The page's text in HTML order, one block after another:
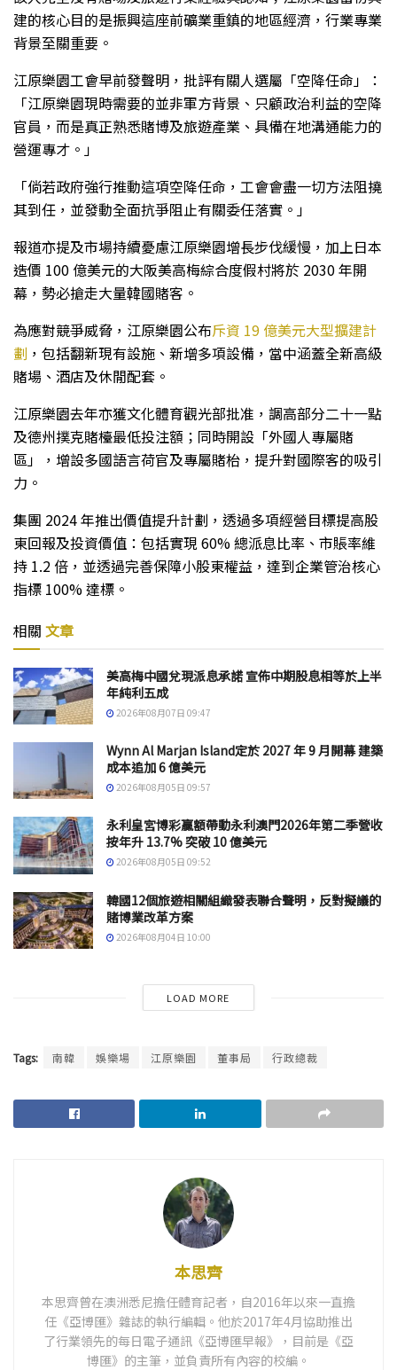
建的核心目的是振興這座前礦業重鎮的地區經濟，行業專業
背景至關重要。
江原樂園工會早前發聲明，批評有關人選屬「空降任命」：
「江原樂園現時需要的並非軍方背景、只顧政治利益的空降
官員，而是真正熟悉賭博及旅遊產業、具備在地溝通能力的
營運專才。」
「倘若政府強行推動這項空降任命，工會會盡一切方法阻撓
其到任，並發動全面抗爭阻止有關委任落實。」
報道亦提及市場持續憂慮江原樂園增長步伐緩慢，加上日本
造價 100 億美元的大阪美高梅綜合度假村將於 2030 年開
幕，勢必搶走大量韓國賭客。
為應對競爭威脅，江原樂園公布斥資 19 億美元大型擴建計
劃 ，包括翻新現有設施、新增多項設備，當中涵蓋全新高級
賭場、酒店及休閒配套。
江原樂園去年亦獲文化體育觀光部批准，調高部分二十一點
及德州撲克賭檯最低投注額；同時開設「外國人專屬賭
區」，增設多國語言荷官及專屬賭枱，提升對國際客的吸引
力。
集團 2024 年推出價值提升計劃，透過多項經營目標提高股
東回報及投資價值：包括實現 60% 總派息比率、市賬率維
持 1.2 倍，並透過完善保障小股東權益，達到企業管治核心
指標 100% 達標。
相關 文章
美高梅中國兌現派息承諾 宣佈中期股息相等於上半
年純利五成
2026年08月07日 09:47
Wynn Al Marjan Island定於 2027 年 9 月開幕 建築
成本追加 6 億美元
2026年08月05日 09:57
永利皇宮博彩贏額帶動永利澳門2026年第二季營收
按年升 13.7% 突破 10 億美元
2026年08月05日 09:52
韓國12個旅遊相關組織發表聯合聲明，反對擬議的
賭博業改革方案
2026年08月04日 10:00
LOAD MORE
Tags: 南韓 娛樂場 江原樂園 董事局 行政總裁
本思齊
本思齊曾在澳洲悉尼擔任體育記者，自2016年以來一直擔
任《亞博匯》雜誌的執行編輯。他於2017年4月協助推出
了行業領先的每日電子通訊《亞博匯早報》，目前是《亞
博匯》的主筆，並負責所有內容的校編。